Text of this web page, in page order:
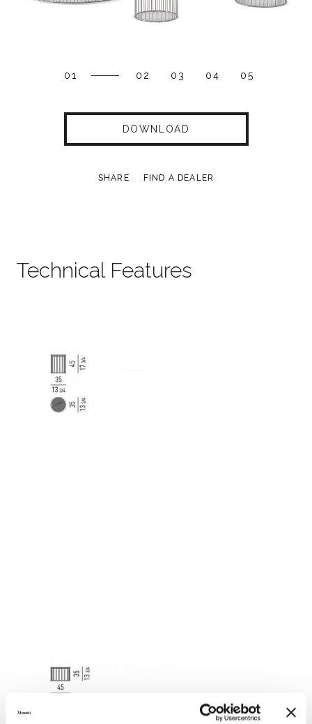
01 02 03 04 05
DOWNLOAD
SHARE FIND A DEALER
Technical Features